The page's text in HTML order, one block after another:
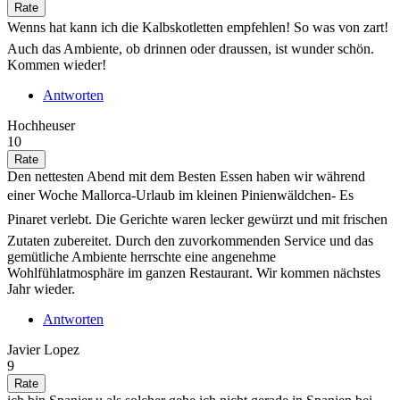
Wenns hat kann ich die Kalbskotletten empfehlen! So was von zart!
Auch das Ambiente, ob drinnen oder draussen, ist wunder schön.
Kommen wieder!
Antworten
Hochheuser
10
Den nettesten Abend mit dem Besten Essen haben wir während
einer Woche Mallorca-Urlaub im kleinen Pinienwäldchen- Es
Pinaret verlebt. Die Gerichte waren lecker gewürzt und mit frischen
Zutaten zubereitet. Durch den zuvorkommenden Service und das
gemütliche Ambiente herrschte eine angenehme
Wohlfühlatmosphäre im ganzen Restaurant. Wir kommen nächstes
Jahr wieder.
Antworten
Javier Lopez
9